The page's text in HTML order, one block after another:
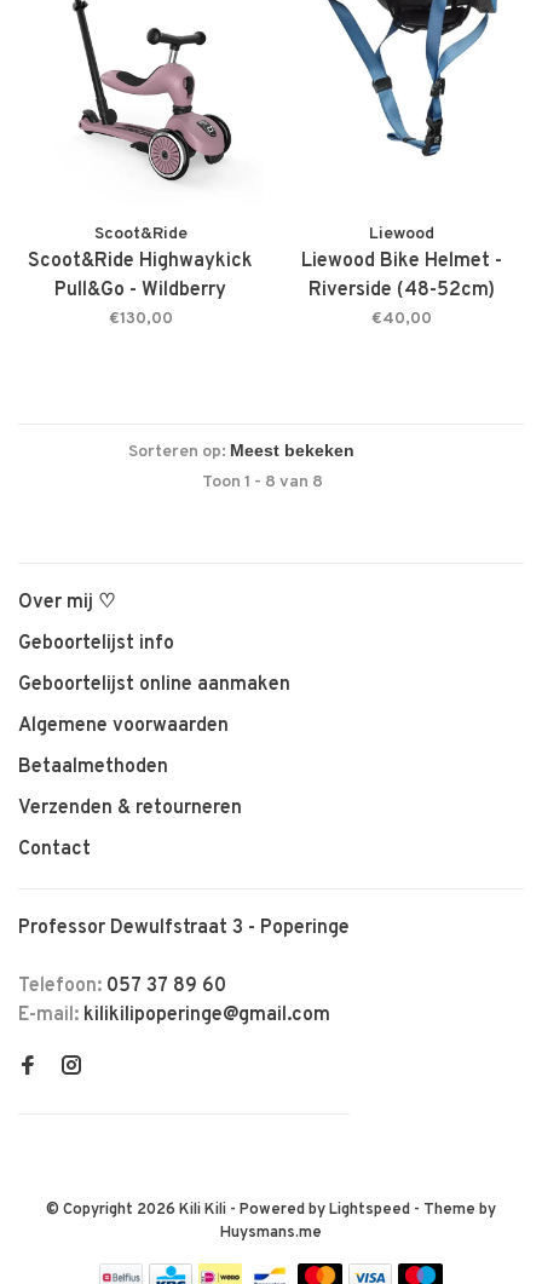
Scoot&Ride
Scoot&Ride Highwaykick
Pull&Go - Wildberry
€130,00
Liewood
Liewood Bike Helmet -
Riverside (48-52cm)
€40,00
Sorteren op:
Toon 1 - 8 van 8
Over mij ♡
Geboortelijst info
Geboortelijst online aanmaken
Algemene voorwaarden
Betaalmethoden
Verzenden & retourneren
Contact
Professor Dewulfstraat 3 - Poperinge
Telefoon: 057 37 89 60
E-mail: kilikilipoperinge@gmail.com
© Copyright 2026 Kili Kili - Powered byLightspeed - Theme by
Huysmans.me